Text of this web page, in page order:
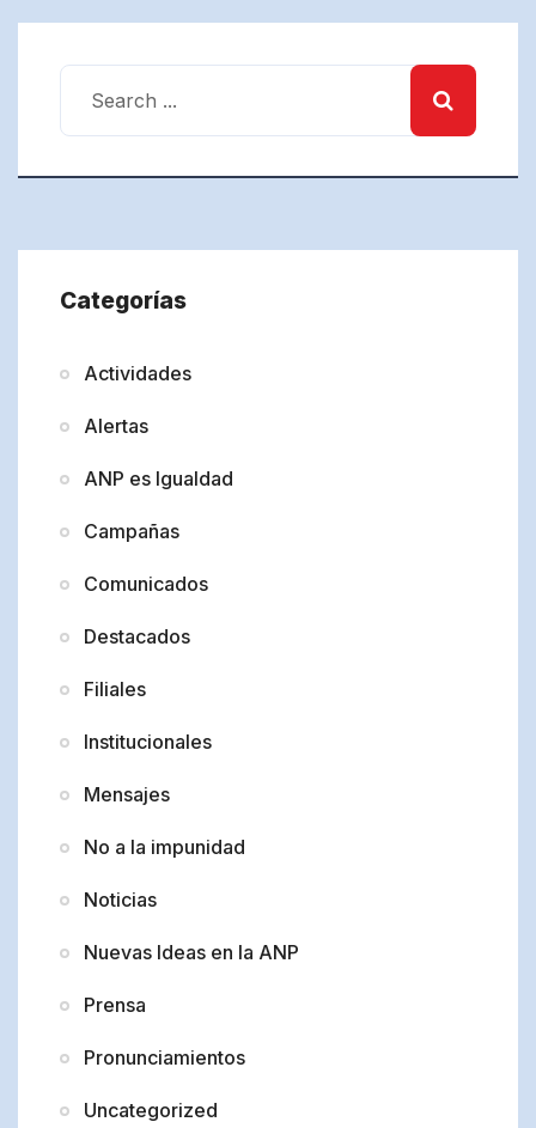
Categorías
Actividades
Alertas
ANP es Igualdad
Campañas
Comunicados
Destacados
Filiales
Institucionales
Mensajes
No a la impunidad
Noticias
Nuevas Ideas en la ANP
Prensa
Pronunciamientos
Uncategorized